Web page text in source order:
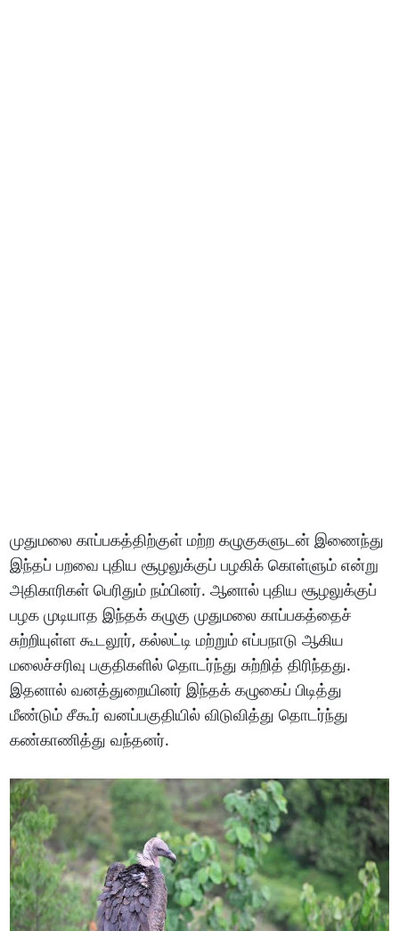
முதுமலை காப்பகத்திற்குள் மற்ற கழுகுகளுடன் இணைந்து
இந்தப் பறவை புதிய சூழலுக்குப் பழகிக் கொள்ளும் என்று
அதிகாரிகள் பெரிதும் நம்பினர். ஆனால் புதிய சூழலுக்குப்
பழக முடியாத இந்தக் கழுகு முதுமலை காப்பகத்தைச்
சுற்றியுள்ள கூடலூர், கல்லட்டி மற்றும் எப்பநாடு ஆகிய
மலைச்சரிவு பகுதிகளில் தொடர்ந்து சுற்றித் திரிந்தது.
இதனால் வனத்துறையினர் இந்தக் கழுகைப் பிடித்து
மீண்டும் சீகூர் வனப்பகுதியில் விடுவித்து தொடர்ந்து
கண்காணித்து வந்தனர்.